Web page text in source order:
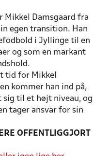
Mikkel Damsgaard fra
egen transition. Han
i Jyllinge til en
og som en markant
tid for Mikkel
kommer han ind på,
sig til et højt niveau, og
tager ansvar for sin
OFFENTLIGGJORT